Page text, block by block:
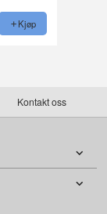
Kjøp
Kontakt oss